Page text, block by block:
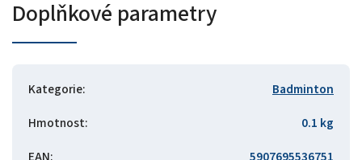
Doplňkové parametry
Kategorie:
Badminton
Hmotnost:
0.1 kg
EAN:
5907695536751